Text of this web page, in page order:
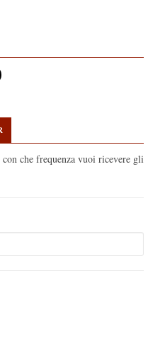
che frequenza vuoi ricevere gli